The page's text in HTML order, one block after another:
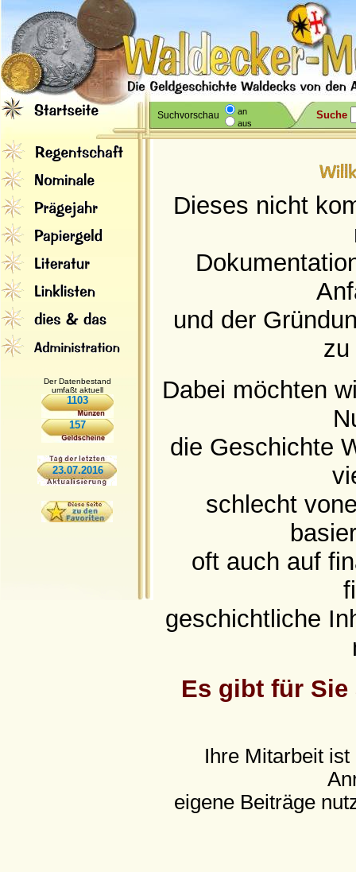
Suchvorschau
an
aus
Suche
Der Datenbestand
umfaßt aktuell
1103
157
23.07.2016
Dieses nicht
und der
zu
Dabei möchten
die Geschichte
schlecht
oft auch auf
geschichtliche
Es gibt für Sie
Ihre Mitarbeit
eigene Beiträge